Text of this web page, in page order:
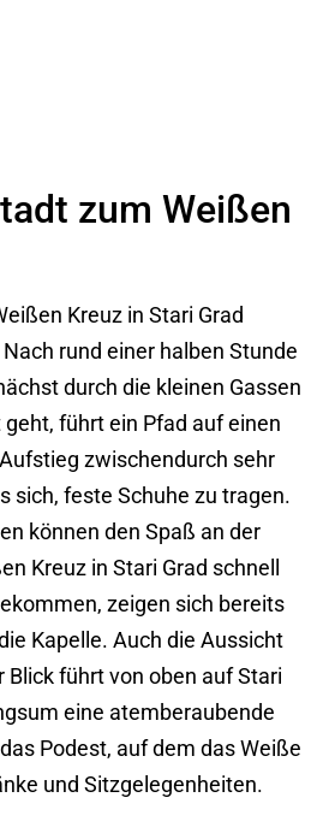
zum Weißen
Kreuz in Stari Grad
rund einer halben Stunde
durch die kleinen Gassen
führt ein Pfad auf einen
zwischendurch sehr
sich, feste Schuhe zu tragen.
können den Spaß an der
Kreuz in Stari Grad schnell
zeigen sich bereits
Kapelle. Auch die Aussicht
Blick führt von oben auf Stari
eine atemberaubende
Podest, auf dem das Weiße
und Sitzgelegenheiten.